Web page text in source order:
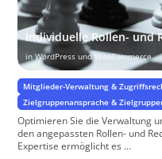
Individuelle Rollen- und
in WordPress und WooCommerce
Mitglieder-Verwaltung &
Zielgruppenansprache &
Optimieren Sie die Verwaltung
den angepassten Rollen- und
Expertise ermöglicht es ...